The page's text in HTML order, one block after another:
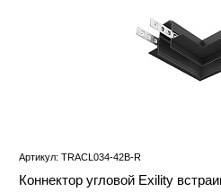
Артикул: TRACL034-42B-R
Коннектор угловой Exility